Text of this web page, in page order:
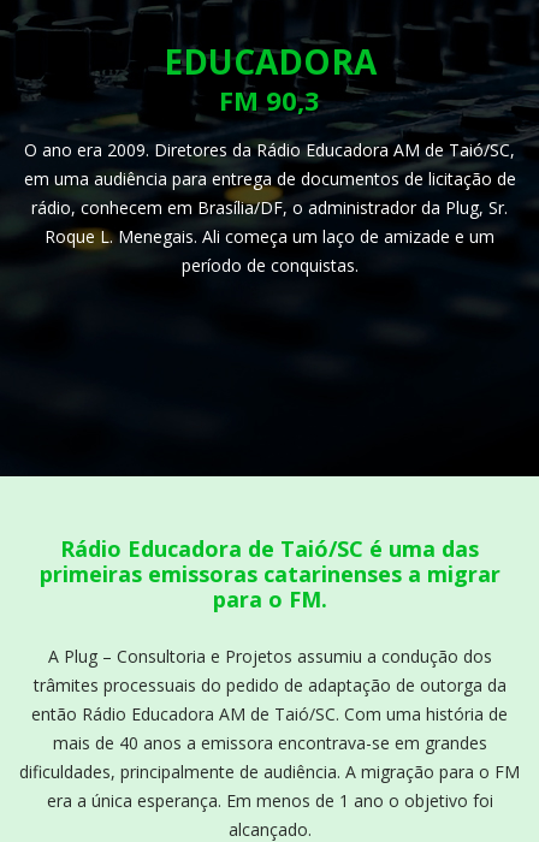
EDUCADORA
FM 90,3
O ano era 2009. Diretores da Rádio Educadora AM de Taió/SC,
em uma audiência para entrega de documentos de licitação de
rádio, conhecem em Brasília/DF, o administrador da Plug, Sr.
Roque L. Menegais. Ali começa um laço de amizade e um
período de conquistas.
Rádio Educadora de Taió/SC é uma das
primeiras emissoras catarinenses a migrar
para o FM.
A Plug – Consultoria e Projetos assumiu a condução dos
trâmites processuais do pedido de adaptação de outorga da
então Rádio Educadora AM de Taió/SC. Com uma história de
mais de 40 anos a emissora encontrava-se em grandes
dificuldades, principalmente de audiência. A migração para o FM
era a única esperança. Em menos de 1 ano o objetivo foi
alcançado.